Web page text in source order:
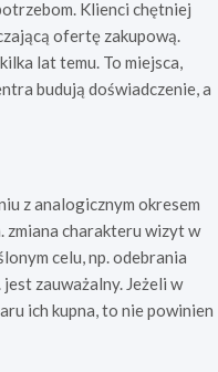
Klienci chętniej
ofertę zakupową.
lat temu. To miejsca,
budują doświadczenie, a
z analogicznym okresem
zmiana charakteru wizyt w
celu, np. odebrania
zauważalny. Jeżeli w
ich kupna, to nie powinien